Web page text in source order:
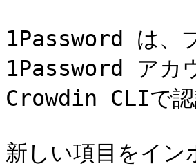
1Password は、
1Password アカ
Crowdin CLIで認
新しい項目をイ